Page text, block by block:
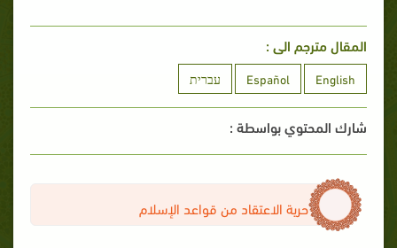
المقال مترجم الى :
English
Español עברית
شارك المحتوي بواسطة :
حرية الاعتقاد من قواعد الإسلام